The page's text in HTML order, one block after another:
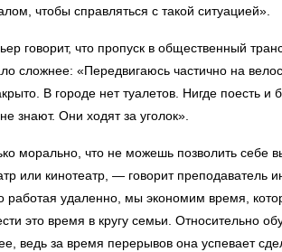
чтобы справляться с такой ситуацией».
говорит, что пропуск в общественный
сложнее: «Передвигаюсь частично на
В городе нет туалетов. Нигде поесть и
знают. Они ходят за уголок».
морально, что не можешь позволить себе
или кинотеатр, — говорит преподаватель
удаленно, мы экономим время,
это время в кругу семьи. Относительно
ведь за время перерывов она успевает